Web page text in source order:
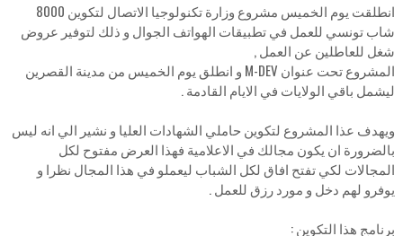
انطلقت يوم الخميس مشروع وزارة تكنولوجيا الاتصال لتكوين 8000
شاب تونسي للعمل في تطبيقات الهواتف الجوال و ذلك لتوفير عروض
شغل للعاطلين عن العمل ,
المشروع تحت عنوان M-DEV و انطلق يوم الخميس من مدينة القصرين
ليشمل باقي الولايات في الايام القادمة .
ويهدف عذا المشروع لتكوين حاملي الشهادات العليا و نشير الي انه ليس
بالضرورة ان يكون مجالك في الاعلامية فهذا العرض مفتوح لكل
المجالات لكي تفتح افاق لكل الشباب ليعملو في هذا المجال نظرا و
يوفرو لهم دخل و مورد رزق للعمل .
برنامج هذا التكوين :